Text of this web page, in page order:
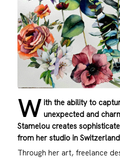
W ith the ability to
unexpected and
Stamelou creates
from her studio in
Through her art, freelance